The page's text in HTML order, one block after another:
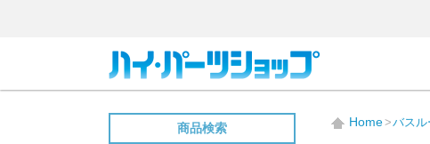
商品検索 Home バスル